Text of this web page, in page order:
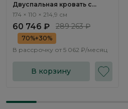
Двуспальная кровать с
подъемным механизмом
Тиара / Tiara RT201.1
174 × 110 × 214,9 см
60 746 ₽ 289 263 ₽
70%+30%
В рассрочку от 5 062 ₽/месяц
В корзину